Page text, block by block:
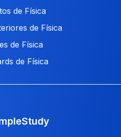
de Física
de Física
de Física
de Física